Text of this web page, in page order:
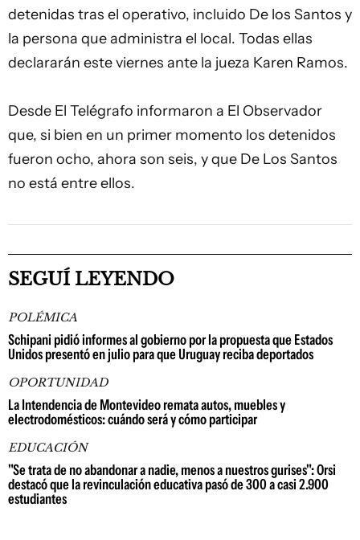
detenidas tras el operativo, incluido De los Santos y
la persona que administra el local. Todas ellas
declararán este viernes ante la jueza Karen Ramos.
Desde El Telégrafo informaron a El Observador
que, si bien en un primer momento los detenidos
fueron ocho, ahora son seis, y que De Los Santos
no está entre ellos.
SEGUÍ LEYENDO
POLÉMICA
Schipani pidió informes al gobierno por la propuesta que Estados
Unidos presentó en julio para que Uruguay reciba deportados
OPORTUNIDAD
La Intendencia de Montevideo remata autos, muebles y
electrodomésticos: cuándo será y cómo participar
EDUCACIÓN
"Se trata de no abandonar a nadie, menos a nuestros gurises": Orsi
destacó que la revinculación educativa pasó de 300 a casi 2.900
estudiantes